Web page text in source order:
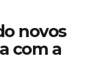
novos
com a